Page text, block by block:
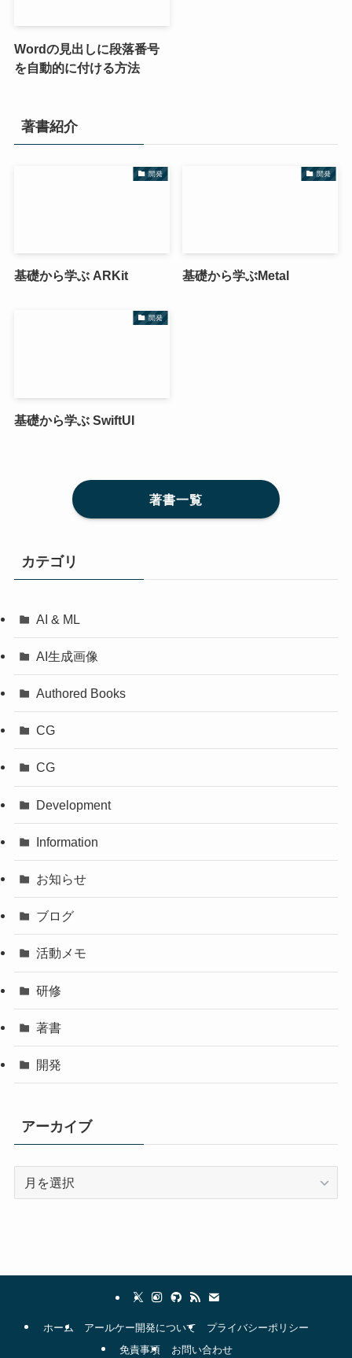
Wordの見出しに段落番号
を自動的に付ける方法
著書紹介
開発
基礎から学ぶ ARKit
開発
基礎から学ぶMetal
開発
基礎から学ぶ SwiftUI
著書一覧
カテゴリ
AI & ML
AI生成画像
Authored Books
CG
CG
Development
Information
お知らせ
ブログ
活動メモ
研修
著書
開発
アーカイブ
ホーム アールケー開発について
プライバシーポリシー
免責事項
お問い合わせ